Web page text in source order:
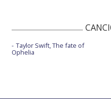
Taylor Swift, The fate of
Ophelia